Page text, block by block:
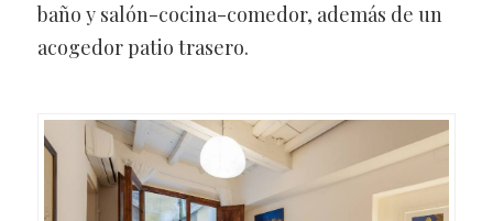
baño y salón-cocina-comedor, además de un
acogedor patio trasero.